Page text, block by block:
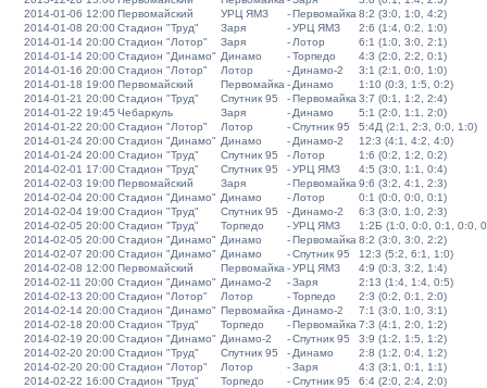
2014-01-06 12:00Первомайский УРЦ ЯМЗ -Первомайка 8:2 (3:0, 1:0, 4:2)
2014-01-08 20:00Стадион "Труд" Заря -УРЦ ЯМЗ
2:6 (1:4, 0:2, 1:0)
2014-01-14 20:00Стадион "Лотор" Заря - Лотор
6:1 (1:0, 3:0, 2:1)
2014-01-14 20:00Стадион "Динамо" Динамо -Торпедо
4:3 (2:0, 2:2, 0:1)
2014-01-16 20:00Стадион "Лотор" Лотор - Динамо-2
3:1 (2:1, 0:0, 1:0)
2014-01-18 19:00Первомайский Первомайка - Динамо
1:10 (0:3, 1:5, 0:2)
2014-01-21 20:00Стадион "Труд" Спутник 95 -Первомайка 3:7 (0:1, 1:2, 2:4)
2014-01-22 19:45 Чебаркуль Заря - Динамо
5:1 (2:0, 1:1, 2:0)
2014-01-22 20:00Стадион "Лотор" Лотор -Спутник 95
5:4Д (2:1, 2:3, 0:0, 1:0)
2014-01-24 20:00Стадион "Динамо" Динамо - Динамо-2
12:3 (4:1, 4:2, 4:0)
2014-01-24 20:00Стадион "Труд" Спутник 95 - Лотор
1:6 (0:2, 1:2, 0:2)
2014-02-01 17:00Стадион "Труд" Спутник 95 -УРЦ ЯМЗ
4:5 (3:0, 1:1, 0:4)
2014-02-03 19:00Первомайский Заря -Первомайка 9:6 (3:2, 4:1, 2:3)
2014-02-04 20:00Стадион "Динамо" Динамо - Лотор
0:1 (0:0, 0:0, 0:1)
2014-02-04 19:00Стадион "Труд" Спутник 95 - Динамо-2
6:3 (3:0, 1:0, 2:3)
2014-02-05 20:00Стадион "Труд" Торпедо -УРЦ ЯМЗ
1:2Б (1:0, 0:0, 0:1, 0:0,
2014-02-05 20:00Стадион "Динамо" Динамо -Первомайка 8:2 (3:0, 3:0, 2:2)
2014-02-07 20:00Стадион "Динамо" Динамо -Спутник 95
12:3 (5:2, 6:1, 1:0)
2014-02-08 12:00Первомайский Первомайка -УРЦ ЯМЗ
4:9 (0:3, 3:2, 1:4)
2014-02-11 20:00 Стадион "Динамо" Динамо-2 -Заря
2:13 (1:4, 1:4, 0:5)
2014-02-13 20:00Стадион "Лотор" Лотор -Торпедо
2:3 (0:2, 0:1, 2:0)
2014-02-14 20:00Стадион "Динамо" Первомайка - Динамо-2
7:1 (3:0, 1:0, 3:1)
2014-02-18 20:00Стадион "Труд" Торпедо -Первомайка 7:3 (4:1, 2:0, 1:2)
2014-02-19 20:00Стадион "Динамо" Динамо-2 -Спутник 95
3:9 (1:2, 1:5, 1:2)
2014-02-20 20:00Стадион "Труд" Спутник 95 - Динамо
2:8 (1:2, 0:4, 1:2)
2014-02-20 20:00Стадион "Лотор" Лотор -Заря
4:3 (3:1, 0:1, 1:1)
2014-02-22 16:00Стадион "Труд" Торпедо -Спутник 95
6:4 (2:0, 2:4, 2:0)